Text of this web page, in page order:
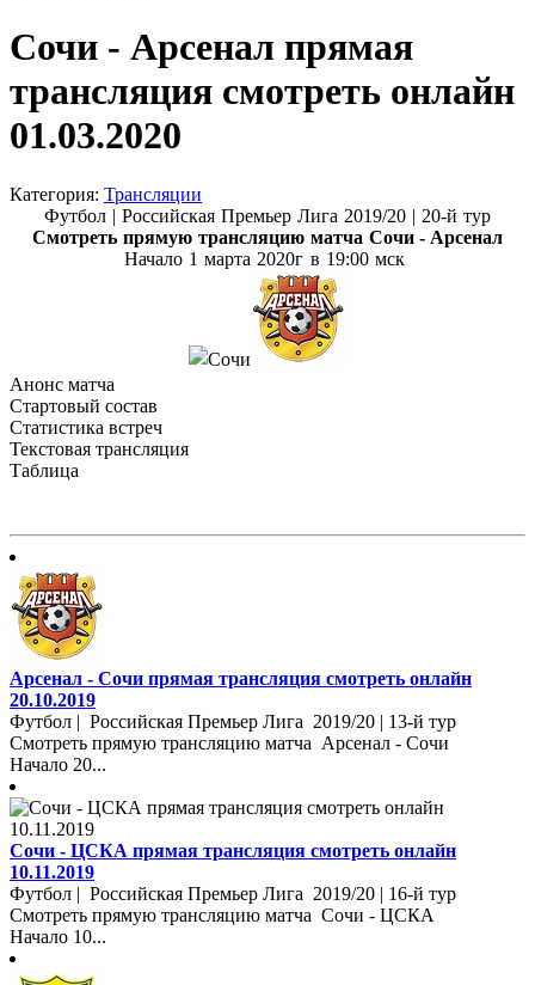
Сочи - Арсенал прямая
трансляция смотреть онлайн
01.03.2020
Категория: Трансляции
Футбол | Российская Премьер Лига 2019/20 | 20-й тур
Смотреть прямую трансляцию матчаСочи - Арсенал
Начало 1 марта 2020г в 19:00 мск
Анонс матча
Стартовый состав
Статистика встреч
Текстовая трансляция
Таблица
Арсенал - Сочи прямая трансляция смотреть онлайн
20.10.2019
Футбол | Российская Премьер Лига 2019/20 | 13-й тур
Смотреть прямую трансляцию матча Арсенал - Сочи
Начало 20...
Сочи - ЦСКА прямая трансляция смотреть онлайн
10.11.2019
Футбол | Российская Премьер Лига 2019/20 | 16-й тур
Смотреть прямую трансляцию матча Сочи - ЦСКА
Начало 10...